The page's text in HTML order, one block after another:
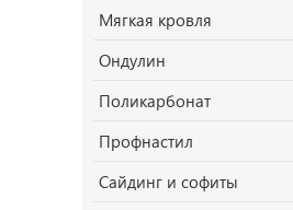
Мягкая кровля
Ондулин
Поликарбонат
Профнастил
Сайдинг и софиты